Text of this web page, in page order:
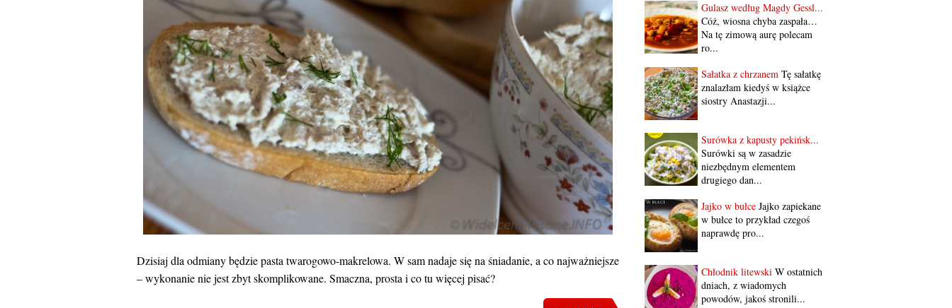
Gulasz według Magdy Gessl...
Cóż, wiosna chyba zaspała…
Na tę zimową aurę polecam
ro...
Sałatka z chrzanem Tę sałatkę
znalazłam kiedyś w książce
siostry Anastazji...
Surówka z kapusty pekińsk...
Surówki są w zasadzie
niezbędnym elementem
drugiego dan...
Jajko w bułce Jajko zapiekane
w bułce to przykład czegoś
naprawdę pro...
Chłodnik litewski W ostatnich
dniach, z wiadomych
powodów, jakoś stronili...
Dzisiaj dla odmiany będzie pasta twarogowo-makrelowa. W sam nadaje się na śniadanie, a co najważniejsze
– wykonanie nie jest zbyt skomplikowane. Smaczna, prosta i co tu więcej pisać?